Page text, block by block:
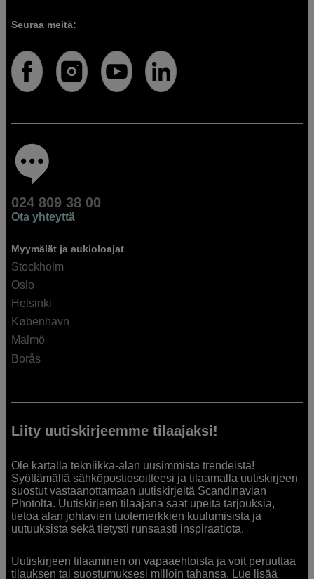
Seuraa meitä:
024 809 38 00
Ota yhteyttä
Myymälät ja aukioloajat
Stockholm
Oslo
Helsinki
København
Malmö
Borås
Liity uutiskirjeemme tilaajaksi!
Ole kartalla tekniikka-alan uusimmista trendeistä!
Syöttämällä sähköpostiosoitteesi ja tilaamalla uutiskirjeen
suostut vastaanottamaan uutiskirjeitä Scandinavian
Photolta. Uutiskirjeen tilaajana saat upeita tarjouksia,
tietoa alan johtavien tuotemerkkien kuulumisista ja
uutuuksista sekä tietysti runsaasti inspiraatiota.
Uutiskirjeen tilaaminen on vapaaehtoista ja voit peruuttaa
tilauksen tai suostumuksesi milloin tahansa. Lue lisää